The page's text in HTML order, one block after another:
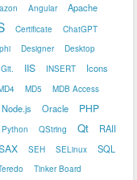
Angular Apache
Certificate
ChatGPT
Designer
Desktop
Git. IIS INSERT Icons
MD5
MDB Access
Node.js Oracle PHP
Python QString Qt RAII
SEH SELinux
SQL
Tinker Board